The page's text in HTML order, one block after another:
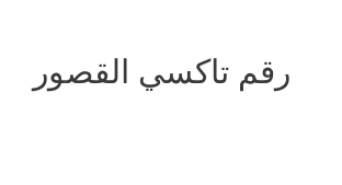
رقم تاكسي القصور